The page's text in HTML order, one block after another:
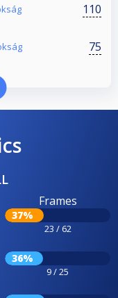
110
75
Frames
37%
23 / 62
36%
9 / 25